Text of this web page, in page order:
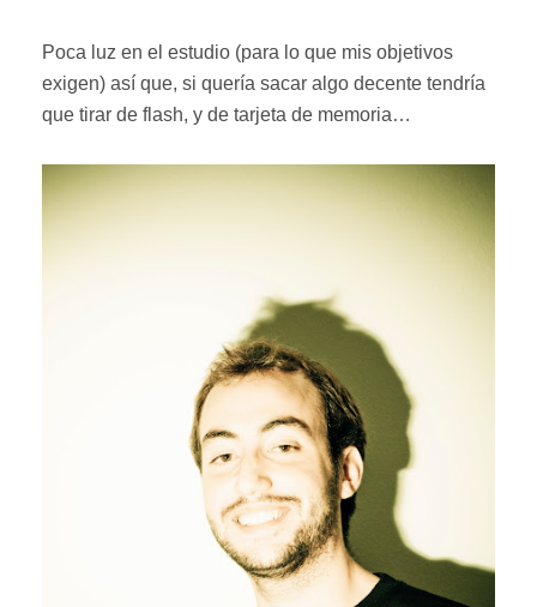
Poca luz en el estudio (para lo que mis objetivos
exigen) así que, si quería sacar algo decente tendría
que tirar de flash, y de tarjeta de memoria…